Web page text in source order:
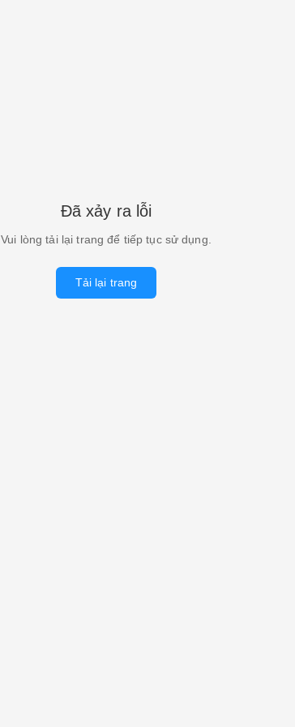
Đã xảy ra lỗi
Vui lòng tải lại trang để tiếp tục sử dụng.
Tải lại trang